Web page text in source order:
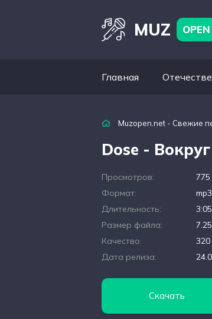
MUZ OPEN
Главная
Muzopen.net - Свежие
Dose -
Просмотров:
775
Формат:
mp3
Длительность:
3:05
Размер файла:
Качество:
320
Дата релиза:
Скачать